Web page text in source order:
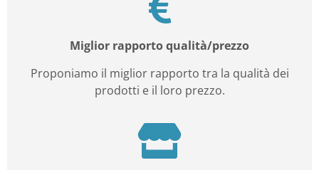
Miglior rapporto qualità/prezzo
Proponiamo il miglior rapporto tra la qualità dei
prodotti e il loro prezzo.